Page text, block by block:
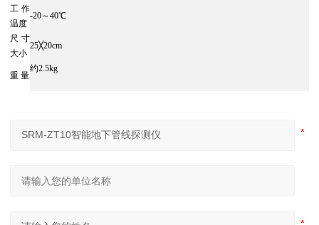
工作
温度
-20～40℃
尺寸
大小
25╳20cm
重 量
约2.5kg